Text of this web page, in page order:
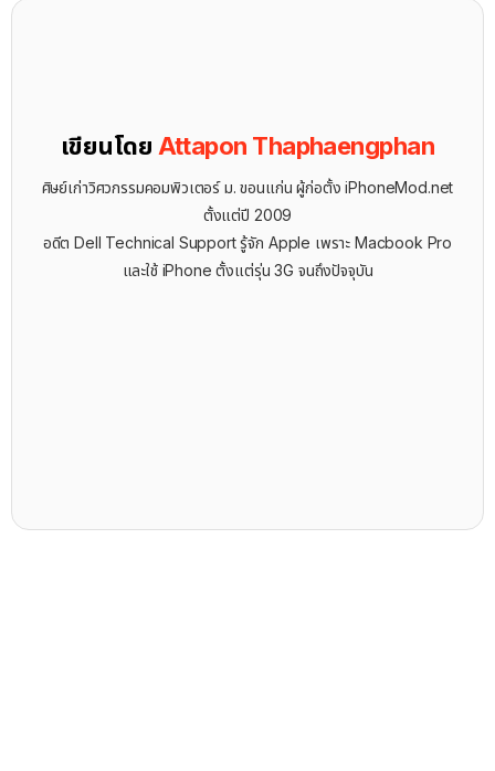
เขียนโดย Attapon Thaphaengphan
ศิษย์เก่าวิศวกรรมคอมพิวเตอร์ ม. ขอนแก่น ผู้ก่อตั้ง iPhoneMod.net
ตั้งแต่ปี 2009
อดีต Dell Technical Support รู้จัก ​Apple เพราะ Macbook Pro
และใช้ iPhone ตั้งแต่รุ่น 3G จนถึงปัจจุบัน